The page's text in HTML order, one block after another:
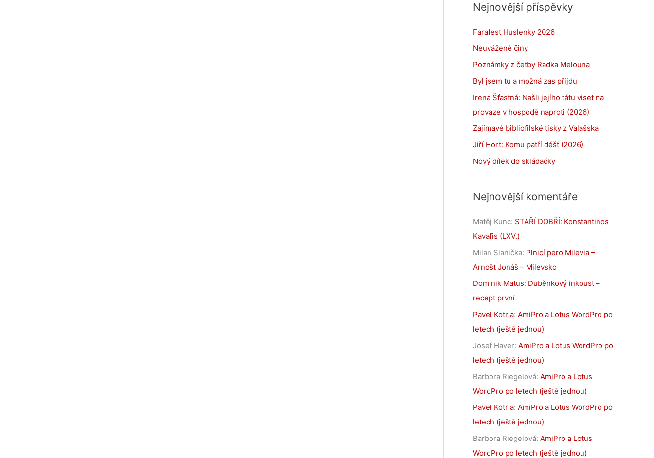
Nejnovější příspěvky
Farafest Huslenky 2026
Neuvážené činy
Poznámky z četby Radka Melouna
Byl jsem tu a možná zas přijdu
Irena Šťastná: Našli jejího tátu viset na
provaze v hospodě naproti (2026)
Zajímavé bibliofilské tisky z Valašska
Jiří Hort: Komu patří déšť (2026)
Nový dílek do skládačky
Nejnovější komentáře
Matěj Kunc: STAŘÍ DOBŘÍ: Konstantinos
Kavafis (LXV.)
Milan Slanička: Plnicí pero Milevia –
Arnošt Jonáš – Milevsko
Dominik Matus: Duběnkový inkoust –
recept první
Pavel Kotrla: AmiPro a Lotus WordPro po
letech (ještě jednou)
Josef Haver: AmiPro a Lotus WordPro po
letech (ještě jednou)
Barbora Riegelová: AmiPro a Lotus
WordPro po letech (ještě jednou)
Pavel Kotrla: AmiPro a Lotus WordPro po
letech (ještě jednou)
Barbora Riegelová: AmiPro a Lotus
WordPro po letech (ještě jednou)